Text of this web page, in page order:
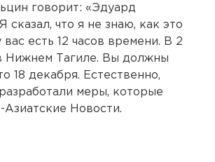
говорит: «Эдуард
сказал, что я не знаю, как это
есть 12 часов времени. В 2
Нижнем Тагиле. Вы должны
18 декабря. Естественно,
меры, которые
Азиатские Новости.